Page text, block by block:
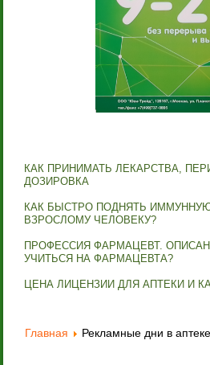
КАК ПРИНИМАТЬ ЛЕКАРСТВА,
ДОЗИРОВКА
КАК БЫСТРО ПОДНЯТЬ
ВЗРОСЛОМУ ЧЕЛОВЕКУ?
ПРОФЕССИЯ ФАРМАЦЕВТ.
УЧИТЬСЯ НА ФАРМАЦЕВТА?
ЦЕНА ЛИЦЕНЗИИ ДЛЯ АПТЕКИ И
Главная Рекламные дни в